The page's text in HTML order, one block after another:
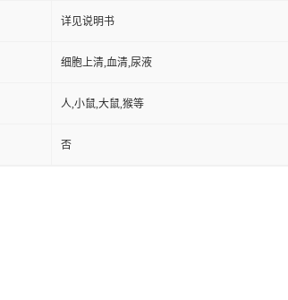
详见说明书
细胞上清,血清,尿液
人,小鼠,大鼠,猴等
否